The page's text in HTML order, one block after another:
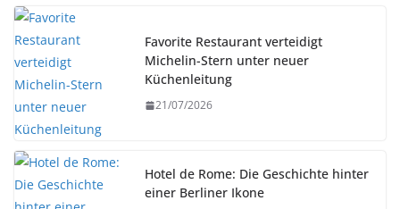
Favorite Restaurant verteidigt
Michelin-Stern unter neuer
Küchenleitung
21/07/2026
Hotel de Rome: Die Geschichte hinter
einer Berliner Ikone